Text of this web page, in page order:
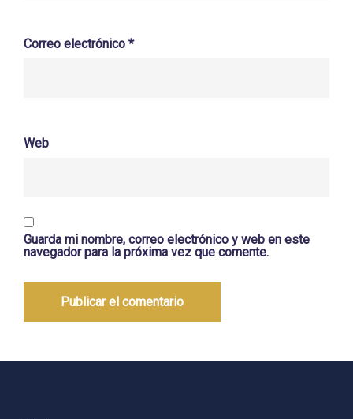
Correo electrónico *
Web
Guarda mi nombre, correo electrónico y web en este
navegador para la próxima vez que comente.